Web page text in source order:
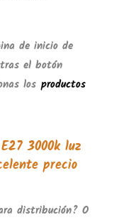
de inicio de
el botón
los productos
3000k luz
precio
distribución? O